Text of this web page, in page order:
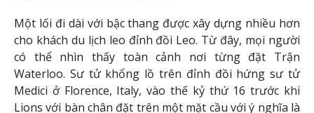
Một lối đi dài với bậc thang được xây dựng nhiều hơn
cho khách du lịch leo đỉnh đồi Leo. Từ đây, mọi người
có thể nhìn thấy toàn cảnh nơi từng đặt Trận
Waterloo. Sư tử khổng lồ trên đỉnh đồi hứng sư tử
Medici ở Florence, Italy, vào thế kỷ thứ 16 trước khi
Lions với bàn chân đặt trên một mặt cầu với ý nghĩa là